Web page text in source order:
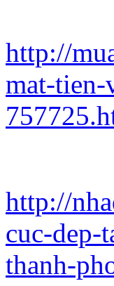
http://
mat-
http://
cuc-dep-
thanh-